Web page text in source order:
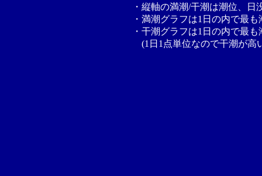
・縦軸の満潮/干潮は潮位、
・満潮グラフは1日の内で最
・干潮グラフは1日の内で最
(1日1点単位なので干潮が高